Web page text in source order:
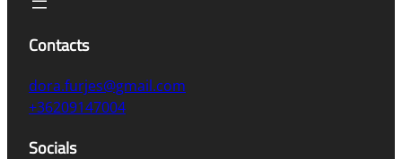
Contacts
dora.furjes@gmail.com
+36209147004
Socials